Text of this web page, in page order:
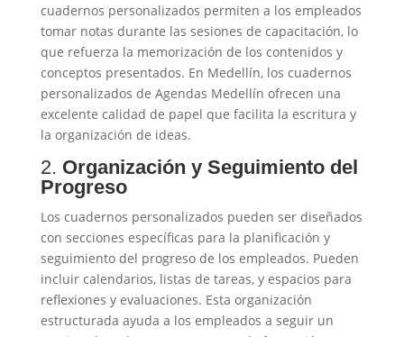
cuadernos personalizados permiten a los empleados
tomar notas durante las sesiones de capacitación, lo
que refuerza la memorización de los contenidos y
conceptos presentados. En Medellín, los cuadernos
personalizados de Agendas Medellín ofrecen una
excelente calidad de papel que facilita la escritura y
la organización de ideas.
2. Organización y Seguimiento del
Progreso
Los cuadernos personalizados pueden ser diseñados
con secciones específicas para la planificación y
seguimiento del progreso de los empleados. Pueden
incluir calendarios, listas de tareas, y espacios para
reflexiones y evaluaciones. Esta organización
estructurada ayuda a los empleados a seguir un